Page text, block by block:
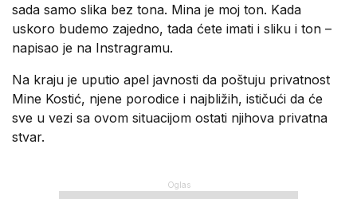
sada samo slika bez tona. Mina je moj ton. Kada
uskoro budemo zajedno, tada ćete imati i sliku i ton –
napisao je na Instragramu.
Na kraju je uputio apel javnosti da poštuju privatnost
Mine Kostić, njene porodice i najbližih, ističući da će
sve u vezi sa ovom situacijom ostati njihova privatna
stvar.